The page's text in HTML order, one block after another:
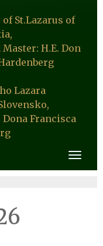
St.Lazarus of
H.E. Don
Lazara
Dona Francisca